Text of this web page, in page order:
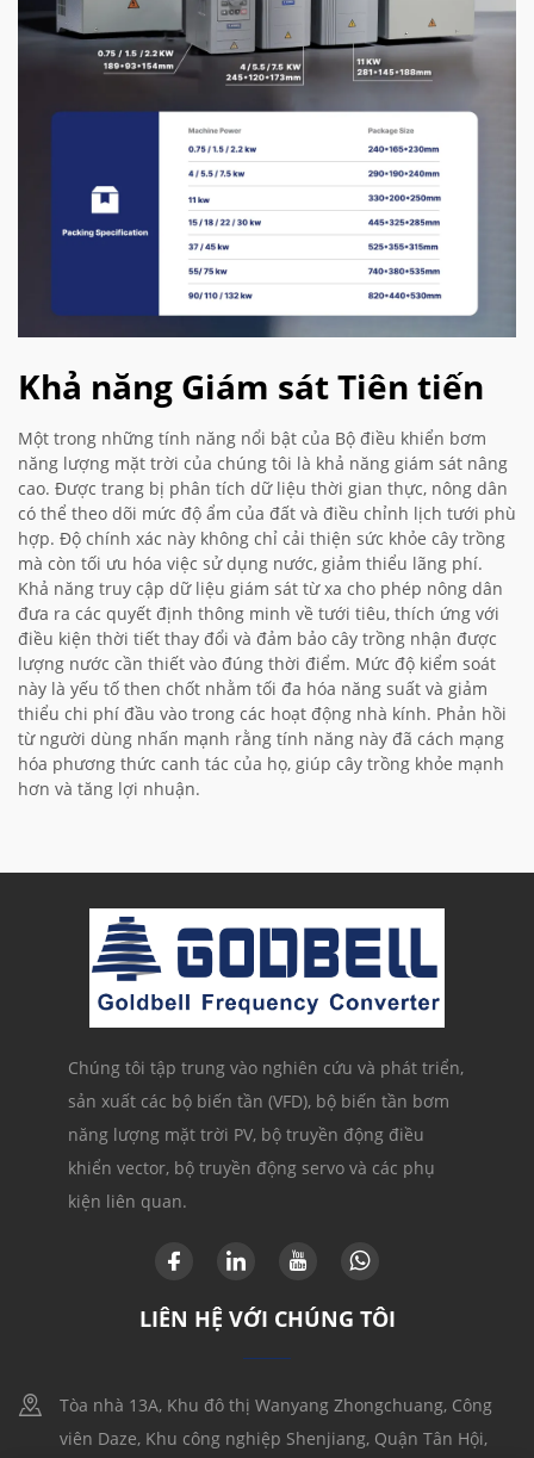
Khả năng Giám sát Tiên tiến
Một trong những tính năng nổi bật của Bộ điều khiển bơm
năng lượng mặt trời của chúng tôi là khả năng giám sát nâng
cao. Được trang bị phân tích dữ liệu thời gian thực, nông dân
có thể theo dõi mức độ ẩm của đất và điều chỉnh lịch tưới phù
hợp. Độ chính xác này không chỉ cải thiện sức khỏe cây trồng
mà còn tối ưu hóa việc sử dụng nước, giảm thiểu lãng phí.
Khả năng truy cập dữ liệu giám sát từ xa cho phép nông dân
đưa ra các quyết định thông minh về tưới tiêu, thích ứng với
điều kiện thời tiết thay đổi và đảm bảo cây trồng nhận được
lượng nước cần thiết vào đúng thời điểm. Mức độ kiểm soát
này là yếu tố then chốt nhằm tối đa hóa năng suất và giảm
thiểu chi phí đầu vào trong các hoạt động nhà kính. Phản hồi
từ người dùng nhấn mạnh rằng tính năng này đã cách mạng
hóa phương thức canh tác của họ, giúp cây trồng khỏe mạnh
hơn và tăng lợi nhuận.
Chúng tôi tập trung vào nghiên cứu và phát triển,
sản xuất các bộ biến tần (VFD), bộ biến tần bơm
năng lượng mặt trời PV, bộ truyền động điều
khiển vector, bộ truyền động servo và các phụ
kiện liên quan.
LIÊN HỆ VỚI CHÚNG TÔI
Tòa nhà 13A, Khu đô thị Wanyang Zhongchuang, Công
viên Daze, Khu công nghiệp Shenjiang, Quận Tân Hội,